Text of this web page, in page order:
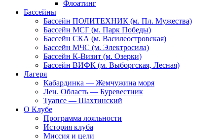
Флоатинг
Бассейны
Бассейн ПОЛИТЕХНИК (м. Пл. Мужества)
Бассейн МСГ (м. Парк Победы)
Бассейн СКА (м. Василеостровская)
Бассейн МЧС (м. Электросила)
Бассейн К-Визит (м. Озерки)
Бассейн ВИФК (м. Выборгская, Лесная)
Лагеря
Кабардинка — Жемчужина моря
Лен. Область — Буревестник
Туапсе — Шахтинский
О Клубе
Программа лояльности
История клуба
Миссия и цели